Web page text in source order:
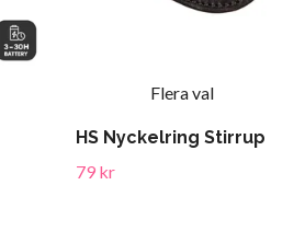
Flera val
HS Nyckelring Stirrup
79 kr